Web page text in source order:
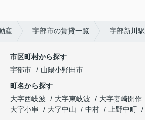
産 宇部市の賃貸一覧 宇部新川駅
市区町村から探す
宇部市
山陽小野田市
町名から探す
大字西岐波
大字東岐波 大字妻崎開作
大字小串
大字中山 中村 上野中町